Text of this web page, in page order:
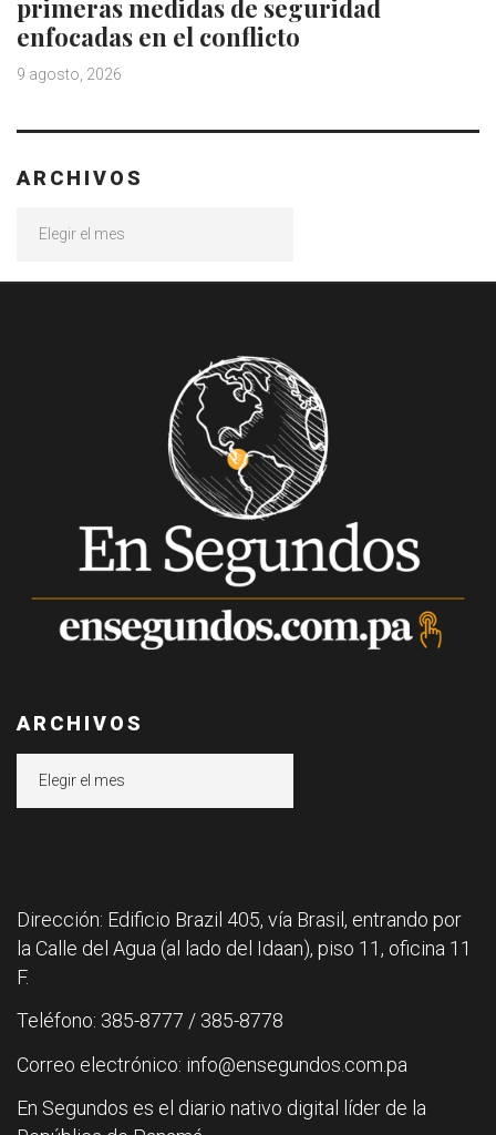
primeras medidas de seguridad
enfocadas en el conflicto
9 agosto, 2026
ARCHIVOS
ARCHIVOS
Dirección: Edificio Brazil 405, vía Brasil, entrando por
la Calle del Agua (al lado del Idaan), piso 11, oficina 11
F.
Teléfono: 385-8777 / 385-8778
Correo electrónico: info@ensegundos.com.pa
En Segundos es el diario nativo digital líder de la